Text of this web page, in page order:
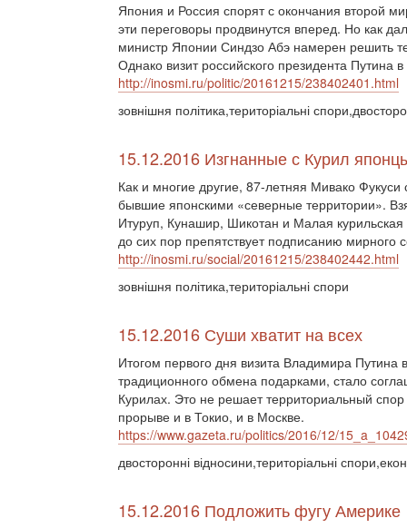
Япония и Россия спорят с окончания второй
эти переговоры продвинутся вперед. Но как
министр Японии Синдзо Абэ намерен решить
Однако визит российского президента
http://inosmi.ru/politic/20161215/238402401.html
зовнішня політика,територіальні
15.12.2016 Изгнанные с Курил
Как и многие другие, 87-летняя Мивако Фукуси
бывшие японскими «северные территории».
Итуруп, Кунашир, Шикотан и Малая
до сих пор препятствует подписанию
http://inosmi.ru/social/20161215/238402442.html
зовнішня політика,територіальні спори
15.12.2016 Суши хватит на всех
Итогом первого дня визита Владимира
традиционного обмена подарками, стало
Курилах. Это не решает территориальный
прорыве и в Токио, и в Москве.
https://www.gazeta.ru/politics/2016/12/
двосторонні відносини,територіальні
15.12.2016 Подложить фугу Америке